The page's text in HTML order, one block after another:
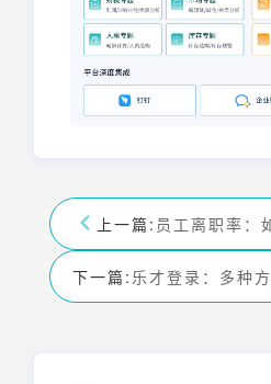
上一篇:
下一篇: